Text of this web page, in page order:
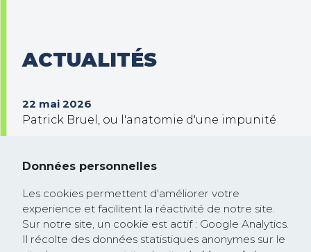
ACTUALITÉS
22 mai 2026
Patrick Bruel, ou l'anatomie d'une impunité
Trump veut prendre le contrôle de Gaza !
26 février 2025
Communiqué de presse : la Commission
européenne rejoint la course à la
dérégulation lancée par les Etats-Unis et
Données personnelles
Les cookies permettent d'améliorer votre
experience et facilitent la réactivité de notre site.
Sur notre site, un cookie est actif : Google Analytics.
Il récolte des données statistiques anonymes sur le